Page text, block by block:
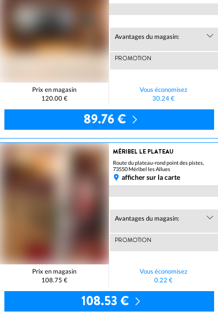
Avantages du magasin:
PROMOTION
Prix en magasin
120.00 €
Vous économisez
30.24 €
89.76 €
MÉRIBEL LE PLATEAU
Route du plateau-rond point des pistes,
73550 Méribel les Allues
afficher sur la carte
Avantages du magasin:
PROMOTION
Prix en magasin
108.75 €
Vous économisez
0.22 €
108.53 €